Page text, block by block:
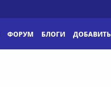
ФОРУМ БЛОГИ ДОБАВИТЬ